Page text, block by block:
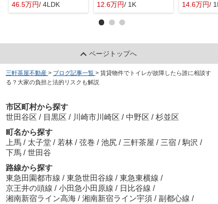
46.5万円/ 4LDK
12.6万円/ 1K
14.6万円/
ページトップへ
三軒茶屋不動産 > ブログ記事一覧 > 賃貸物件でトイレが故障したら誰に相談す
る？大家の負担と法的リスクも解説
市区町村から探す
世田谷区 / 目黒区 / 川崎市川崎区 / 中野区 / 杉並区
町名から探す
上馬 / 太子堂 / 若林 / 弦巻 / 池尻 / 三軒茶屋 / 三宿 / 駒沢 /
下馬 / 世田谷
路線から探す
東急田園都市線 / 東急世田谷線 / 東急東横線 /
京王井の頭線 / 小田急小田原線 / 日比谷線 /
湘南新宿ライン高海 / 湘南新宿ライン宇須 / 副都心線 /